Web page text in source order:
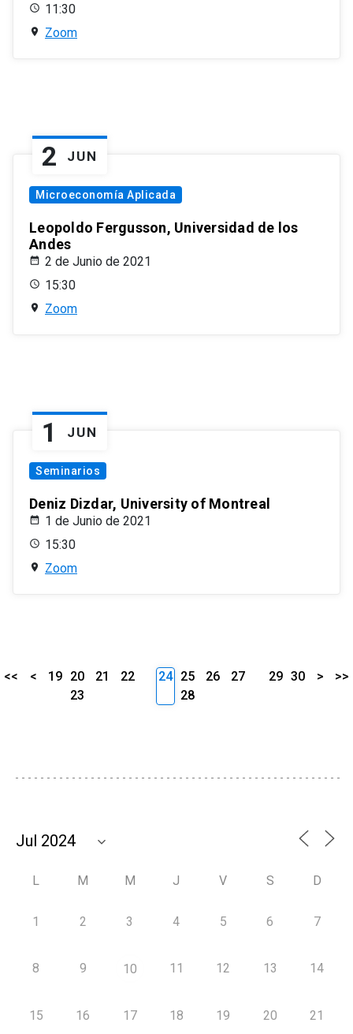
11:30
Zoom
2 JUN
Microeconomía Aplicada
Leopoldo Fergusson, Universidad de los
Andes
2 de Junio de 2021
15:30
Zoom
1 JUN
Seminarios
Deniz Dizdar, University of Montreal
1 de Junio de 2021
15:30
Zoom
<< < 19 20 21
22
23
24 25 26
27
28
29 30 > >>
L M M J V S D
1 2 3 4 5 6 7
8 9 10 11 12 13 14
15 16 17 18 19 20 21